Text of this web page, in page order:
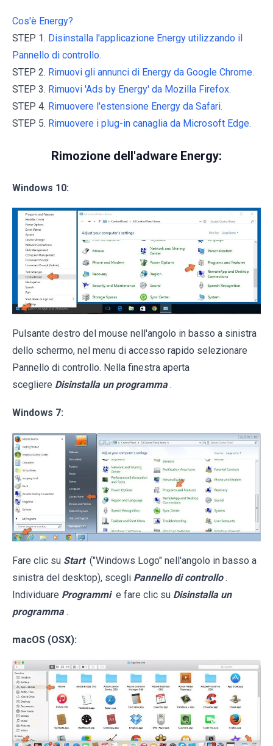
Cos'è Energy?
STEP 1. Disinstalla l'applicazione Energy utilizzando il
Pannello di controllo.
STEP 2. Rimuovi gli annunci di Energy da Google Chrome.
STEP 3. Rimuovi 'Ads by Energy' da Mozilla Firefox.
STEP 4. Rimuovere l'estensione Energy da Safari.
STEP 5. Rimuovere i plug-in canaglia da Microsoft Edge.
Rimozione dell'adware Energy:
Windows 10:
Pulsante destro del mouse nell'angolo in basso a sinistra
dello schermo, nel menu di accesso rapido selezionare
Pannello di controllo. Nella finestra aperta
scegliere Disinstalla un programma .
Windows 7:
Fare clic su Start ("Windows Logo" nell'angolo in basso a
sinistra del desktop), scegli Pannello di controllo .
Individuare Programmi e fare clic su Disinstalla un
programma .
macOS (OSX):